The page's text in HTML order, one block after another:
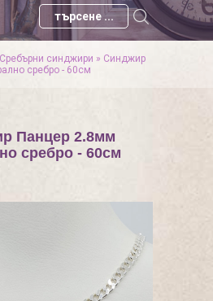
Сребърни синджири » Синджир
сребро - 60см
Панцер 2.8мм
сребро - 60см